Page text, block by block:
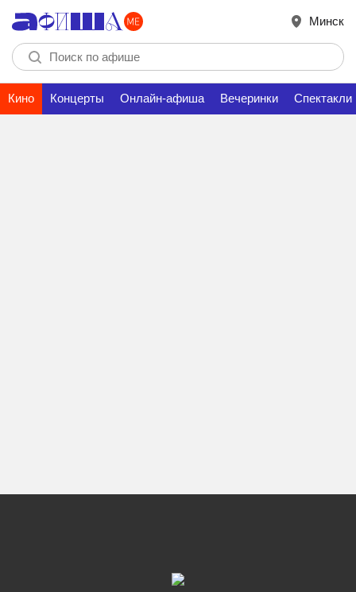
Минск
Кино Концерты Онлайн-афиша Вечеринки Спектакли